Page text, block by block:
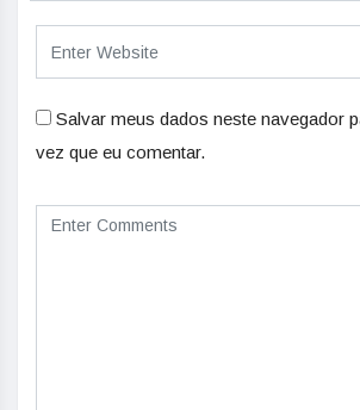
Salvar meus dados neste navegador
vez que eu comentar.